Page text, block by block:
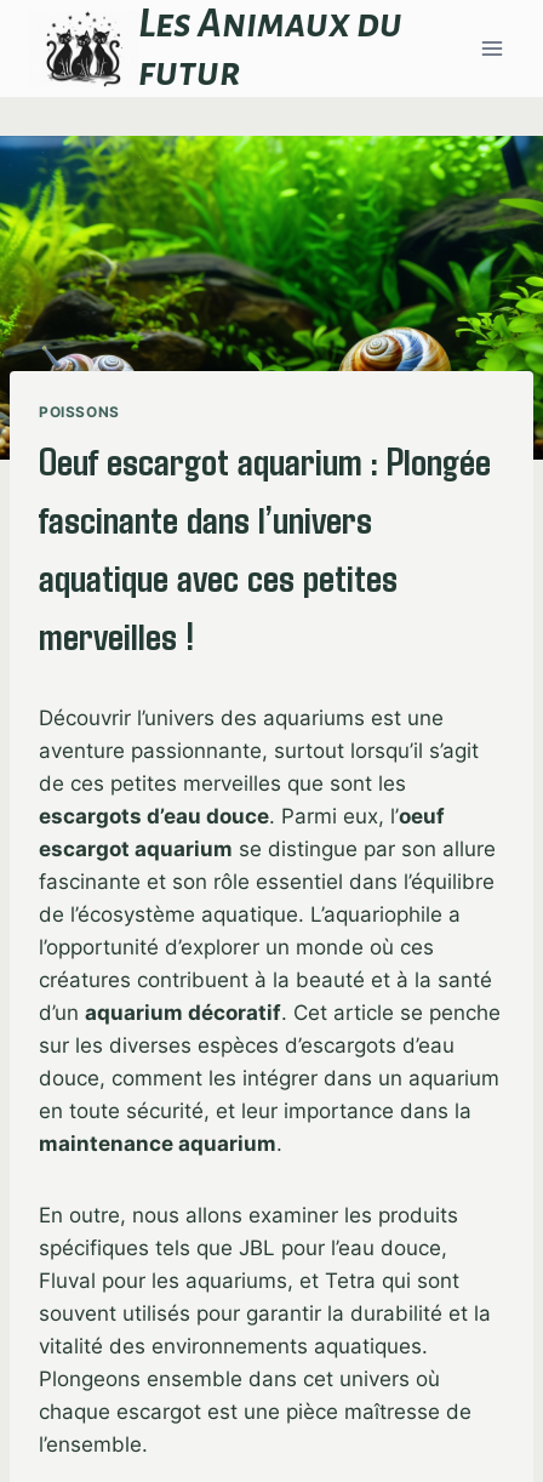
contenu
Les Animaux du
futur
POISSONS
Oeuf escargot aquarium : Plongée
fascinante dans l’univers
aquatique avec ces petites
merveilles !
Découvrir l’univers des aquariums est une
aventure passionnante, surtout lorsqu’il s’agit
de ces petites merveilles que sont les
escargots d’eau douce. Parmi eux, l’oeuf
escargot aquarium se distingue par son allure
fascinante et son rôle essentiel dans l’équilibre
de l’écosystème aquatique. L’aquariophile a
l’opportunité d’explorer un monde où ces
créatures contribuent à la beauté et à la santé
d’un aquarium décoratif. Cet article se penche
sur les diverses espèces d’escargots d’eau
douce, comment les intégrer dans un aquarium
en toute sécurité, et leur importance dans la
maintenance aquarium.
En outre, nous allons examiner les produits
spécifiques tels que JBL pour l’eau douce,
Fluval pour les aquariums, et Tetra qui sont
souvent utilisés pour garantir la durabilité et la
vitalité des environnements aquatiques.
Plongeons ensemble dans cet univers où
chaque escargot est une pièce maîtresse de
l’ensemble.